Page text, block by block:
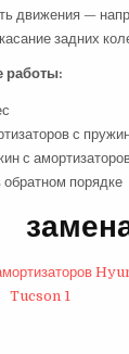
движения —
задних
работы:
с
с
обратном порядке